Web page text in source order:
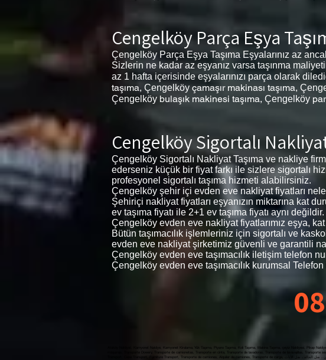
Çengelköy Parça Eşya
Çengelköy Parça Eşya Taşıma Eşyalarınız az
Sizlerin ne kadar az eşyanız varsa taşınma
az 1 hafta içerisinde eşyalarınızı parça olarak
taşıma, Çengelköy çamaşır makinası taşıma,
Çengelköy bulaşık makinesi taşıma, Çengelköy
Çengelköy Sigortalı
Çengelköy Sigortalı Nakliyat Taşıma ve nakliye
ederseniz küçük bir fiyat farkı ile sizlere sigortalı
profesyonel sigortalı taşıma hizmeti alabilirsiniz.
Çengelköy şehir içi evden eve nakliyat fiyatları
Şehiriçi nakliyat fiyatları eşyanızın miktarına kat
ev taşıma fiyatı ile 2+1 ev taşıma fiyatı aynı değildir.
Çengelköy evden eve nakliyat fiyatlarımız eşya,
Bütün taşımacılık işlemleriniz için sigortalı ve
evden eve nakliyat şirketimiz güvenli ve garantili
Çengelköy evden eve taşımacılık iletişim telefon
Çengelköy evden eve taşımacılık kurumsal
Ataköy Nakliyat, Kamyonet Nakliye, Kamyonet Kiralama, Yük Taşıma, Piyano Taşıma, Koli Taşıma, Makina Taşıma, çeyiz Nakliyesi, Pikap
máquinas, Transporte Dowery, Transporte de camionetas, Transporte en cinta, Transporte de lavadoras, Transporte de lavavajillas,
Transport, Case Transport, Furniture Transport, Transporte de camiones, Alquiler de camiones, Transporte de carga, النقل بالشاحنات ، تأجير الشاحنات ، نقل البضائع ، نقل البيانو ، نقل الطرود ، نقل الآلة ، نقل المهور ، النقل لاقط ، نقل المطحنة ، نقل الغسالة ، نقل غسالة الصحون ، نقل الحالة ، نقل الأثاث, Ataköy Evden Eve nakliyat, Nakliyat Fiyatları Ataköy , Evden Eve